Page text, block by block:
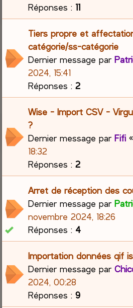
Réponses :11
Tiers propre et
catégorie/ss-catégorie
Dernier message par
2024, 15:41
Réponses :2
Wise - Import CSV -
?
Dernier message parFifi
18:32
Réponses :2
Arret de réception des
Dernier message par
novembre 2024, 18:26
Réponses : 4
Importation données qif
Dernier message par
2024, 00:28
Réponses :9